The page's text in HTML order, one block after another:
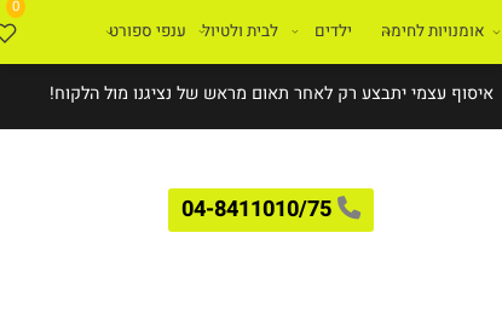
איסוף עצמי יתבצע רק לאחר תאום מראש של נציגנו מול הלקוח!
04-8411010/75
0
אומנויות לחימה ילדים לבית ולטיול ענפי ספורט